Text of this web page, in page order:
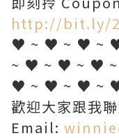
http://bit.ly/
♥ ~ ♥ ~ ♥ ~
~ ♥ ~ ♥ ~ ♥
♥ ~ ♥ ~ ♥ ~
歡迎大家跟我
Email: